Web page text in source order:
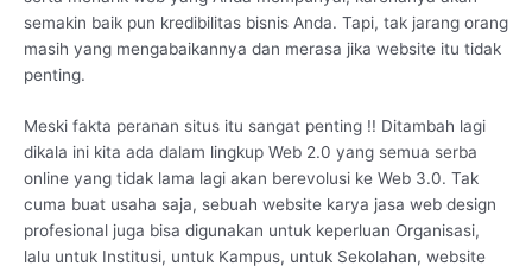
semakin baik pun kredibilitas bisnis Anda. Tapi, tak jarang orang
masih yang mengabaikannya dan merasa jika website itu tidak
penting.
Meski fakta peranan situs itu sangat penting !! Ditambah lagi
dikala ini kita ada dalam lingkup Web 2.0 yang semua serba
online yang tidak lama lagi akan berevolusi ke Web 3.0. Tak
cuma buat usaha saja, sebuah website karya jasa web design
profesional juga bisa digunakan untuk keperluan Organisasi,
lalu untuk Institusi, untuk Kampus, untuk Sekolahan, website